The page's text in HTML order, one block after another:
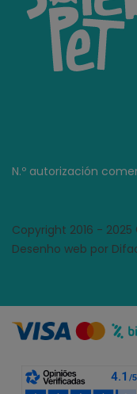
N.º autorización
Copyright 2016 - 2025
Desenho web por